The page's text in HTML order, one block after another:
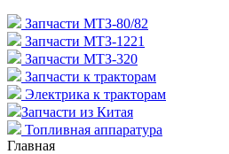
Запчасти МТЗ-80/82
Запчасти МТЗ-1221
Запчасти МТЗ-320
Запчасти к тракторам
Электрика к тракторам
Запчасти из Китая
Топливная аппаратура
Главная